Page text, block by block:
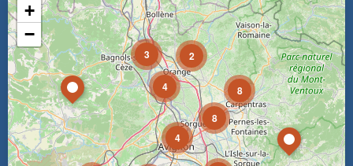
3 2
4
4
8
8
+
−